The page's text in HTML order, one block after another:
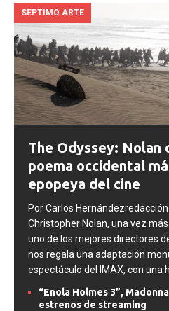
SEPTIMO ARTE
The Odyssey: Nolan
poema occidental
epopeya del cine
Por Carlos
Christopher Nolan, una vez
uno de los mejores directores
nos regala una adaptación
espectáculo del IMAX, con una
“Enola Holmes 3”,
estrenos de streaming